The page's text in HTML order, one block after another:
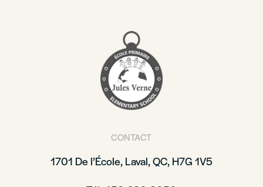
CONTACT
1701 De l’École, Laval, QC, H7G 1V5